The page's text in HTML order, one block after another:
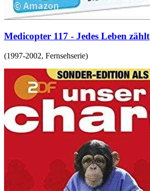
Medicopter 117 - Jedes Leben zählt
(1997-2002, Fernsehserie)